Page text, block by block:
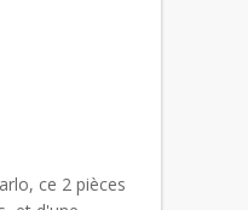
ce 2 pièces